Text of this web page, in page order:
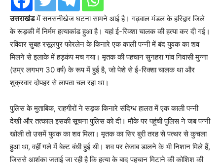
उत्तराखंडमें सनसनीखेज घटना सामने आई है। गढ़वाल मंडल के हरिद्वार जिले
के रूड़की में निर्मम हत्याकांड हुआ है। यहां ई-रिक्शा चालक की हत्या कर दी गई।
रविवार सुबह रसूलपुर फोरलेन के किनारे एक काली पन्नी में बंद युवक का शव
मिलने से इलाके में हड़कंप मच गया। मृतक की पहचान सुनहरा गांव निवासी मुन्ना
(उम्र लगभग 30 वर्ष) के रूप में हुई है, जो पेशे से ई-रिक्शा चालक था और
शुक्रवार दोपहर से लापता चल रहा था।
पुलिस के मुताबिक, राहगीरों ने सड़क किनारे संदिग्ध हालत में एक काली पन्नी
देखी और तत्काल इसकी सूचना पुलिस को दी। मौके पर पहुंची पुलिस ने जब पन्नी
खोली तो उसमें युवक का शव मिला। मृतक का सिर बुरी तरह से पत्थर से कुचला
हुआ था, वहीं गले में बेल्ट बंधी हुई थी। शव पर तेजाब डालने के भी निशान मिले हैं,
जिससे आशंका जताई जा रही है कि हत्या के बाद पहचान मिटाने की कोशिश की